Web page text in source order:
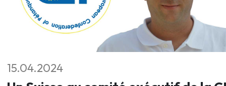
15.04.2024